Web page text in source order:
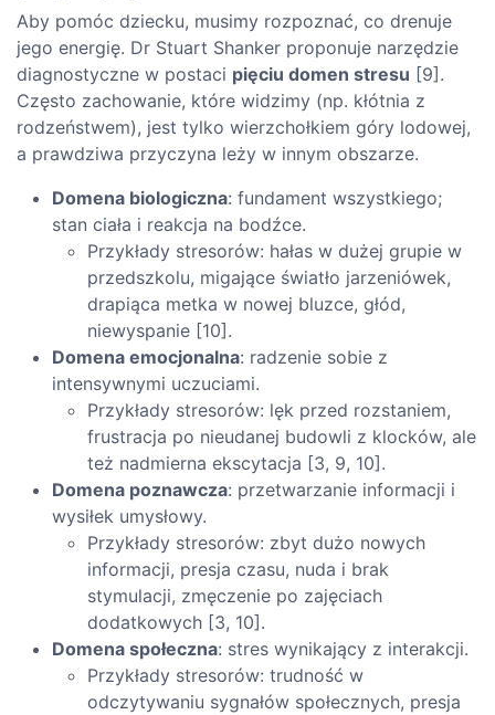
Aby pomóc dziecku, musimy rozpoznać, co drenuje
jego energię. Dr Stuart Shanker proponuje narzędzie
diagnostyczne w postaci pięciu domen stresu [9].
Często zachowanie, które widzimy (np. kłótnia z
rodzeństwem), jest tylko wierzchołkiem góry lodowej,
a prawdziwa przyczyna leży w innym obszarze.
Domena biologiczna: fundament wszystkiego;
stan ciała i reakcja na bodźce.
Przykłady stresorów: hałas w dużej grupie w
przedszkolu, migające światło jarzeniówek,
drapiąca metka w nowej bluzce, głód,
niewyspanie [10].
Domena emocjonalna: radzenie sobie z
intensywnymi uczuciami.
Przykłady stresorów: lęk przed rozstaniem,
frustracja po nieudanej budowli z klocków, ale
też nadmierna ekscytacja [3, 9, 10].
Domena poznawcza: przetwarzanie informacji i
wysiłek umysłowy.
Przykłady stresorów: zbyt dużo nowych
informacji, presja czasu, nuda i brak
stymulacji, zmęczenie po zajęciach
dodatkowych [3, 10].
Domena społeczna: stres wynikający z interakcji.
Przykłady stresorów: trudność w
odczytywaniu sygnałów społecznych, presja